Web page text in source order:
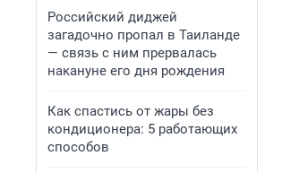
Российский диджей
загадочно пропал в Таиланде
— связь с ним прервалась
накануне его дня рождения
Как спастись от жары без
кондиционера: 5 работающих
способов